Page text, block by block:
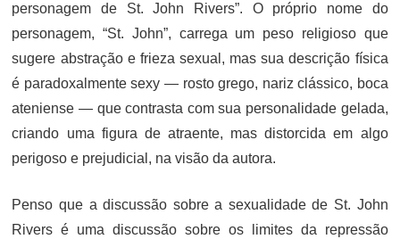
personagem de St. John Rivers”. O próprio nome do
personagem, “St. John”, carrega um peso religioso que
sugere abstração e frieza sexual, mas sua descrição física
é paradoxalmente sexy — rosto grego, nariz clássico, boca
ateniense — que contrasta com sua personalidade gelada,
criando uma figura de atraente, mas distorcida em algo
perigoso e prejudicial, na visão da autora.
Penso que a discussão sobre a sexualidade de St. John
Rivers é uma discussão sobre os limites da repressão